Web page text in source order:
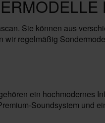
Sie können aus
regelmäßig
ein hochmodernes
Soundsystem und